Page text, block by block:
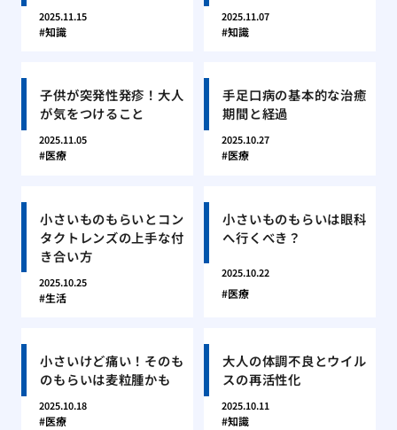
2025.11.15
知識
2025.11.07
知識
子供が突発性発疹！大人
が気をつけること
2025.11.05
医療
手足口病の基本的な治癒
期間と経過
2025.10.27
医療
小さいものもらいとコン
タクトレンズの上手な付
き合い方
2025.10.25
生活
小さいものもらいは眼科
へ行くべき？
2025.10.22
医療
小さいけど痛い！そのも
のもらいは麦粒腫かも
2025.10.18
医療
大人の体調不良とウイル
スの再活性化
2025.10.11
知識